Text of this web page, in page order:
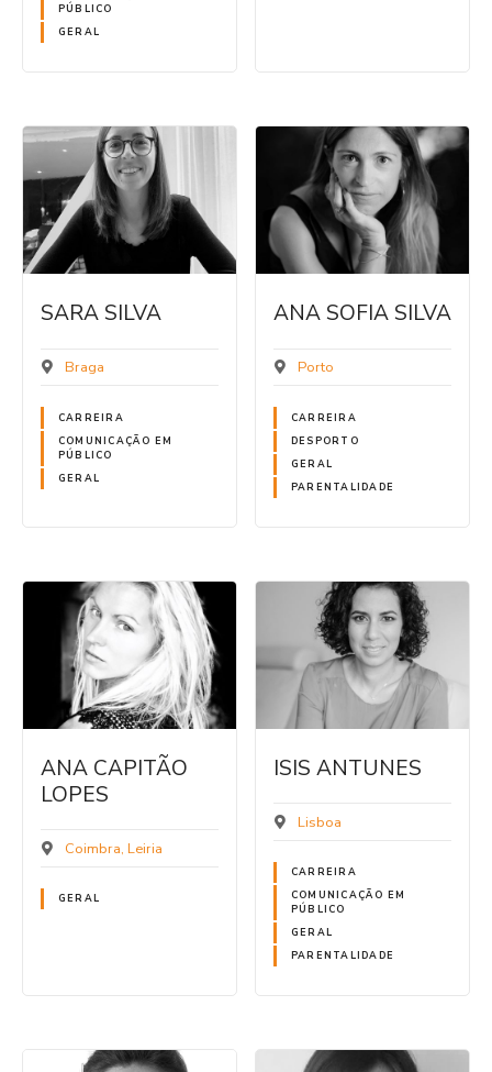
PÚBLICO
GERAL
SARA SILVA
Braga
CARREIRA
COMUNICAÇÃO EM
PÚBLICO
GERAL
ANA SOFIA SILVA
Porto
CARREIRA
DESPORTO
GERAL
PARENTALIDADE
ANA CAPITÃO
LOPES
Coimbra Leiria
GERAL
ISIS ANTUNES
Lisboa
CARREIRA
COMUNICAÇÃO EM
PÚBLICO
GERAL
PARENTALIDADE